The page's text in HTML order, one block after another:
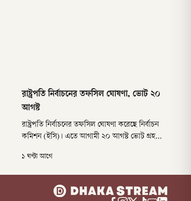
রাষ্ট্রপতি নির্বাচনের তফসিল ঘোষণা, ভোট ২০
আগস্ট
রাষ্ট্রপতি নির্বাচনের তফসিল ঘোষণা করেছে নির্বাচন
কমিশন (ইসি)। এতে আগামী ২০ আগস্ট ভোট গ্রহণের
ওই দিন দুপুর ২টা থেকে বিকেল পাঁচটা পর্যন্ত জাতীয়
১ ঘণ্টা আগে